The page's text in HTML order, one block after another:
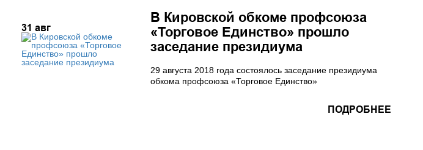
31 авг
В Кировской обкоме профсоюза
«Торговое Единство» прошло
заседание президиума
29 августа 2018 года состоялось заседание президиума
обкома профсоюза «Торговое Единство»
ПОДРОБНЕЕ